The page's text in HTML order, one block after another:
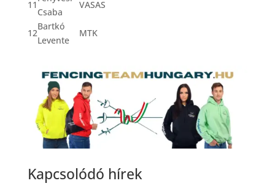
11
Csaba
VASAS
12
Bartkó
Levente
MTK
Kapcsolódó hírek